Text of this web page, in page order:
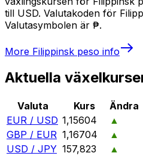
till USD. Valutakoden för
Valutasymbolen är ₱.
More Filippinsk peso info
Aktuella
Valuta Kurs
Ändra
EUR / USD 1,15604
▲
GBP / EUR 1,16704
▲
USD / JPY 157,823
▲